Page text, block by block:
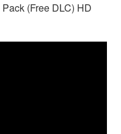
(Free DLC) HD